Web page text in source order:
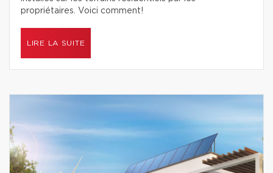
propriétaires. Voici comment!
LIRE LA SUITE